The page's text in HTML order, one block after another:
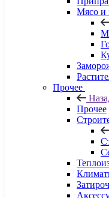
Мясо и
Прочее
Прочее